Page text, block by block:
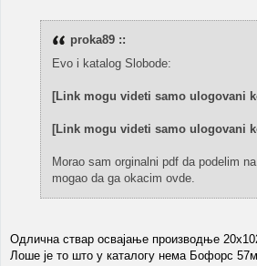
proka89 ::
Evo i katalog Slobode:
[Link mogu videti samo ulogovani
[Link mogu videti samo ulogovani
Morao sam orginalni pdf da podelim
mogao da ga okacim ovde.
Одлична ствар освајање производње
Лоше је то што у каталогу нема Бофорс